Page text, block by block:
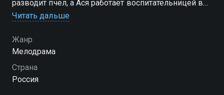
разводит пчел, а Ася работает воспитательницей в
детском саду. В красивую и веселую Асю влюблен
отстает и его знаки внимания становятся слишком
назойливыми, а порой и опасными… Спасает Асю
случайный прохожий Борис, красивый, галантный,
совершенно не похожий на мужчин, которые
Читать дальше
Жанр
Мелодрама
Страна
Россия